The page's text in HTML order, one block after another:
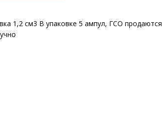
1,2 см3 В упаковке 5 ампул, ГСО продаются